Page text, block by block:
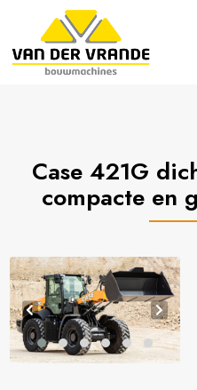
Case 421G
compacte en